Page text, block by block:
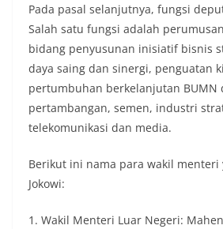
Pada pasal selanjutnya, fungsi
Salah satu fungsi adalah
bidang penyusunan inisiatif bisnis
daya saing dan sinergi, penguatan
pertumbuhan berkelanjutan BUMN
pertambangan, semen, industri
telekomunikasi dan media.
Berikut ini nama para wakil
Jokowi:
1. Wakil Menteri Luar Negeri: